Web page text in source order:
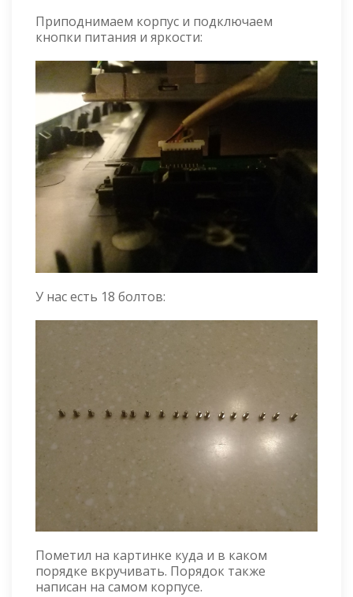
Приподнимаем корпус и подключаем
кнопки питания и яркости:
У нас есть 18 болтов:
Пометил на картинке куда и в каком
порядке вкручивать. Порядок также
написан на самом корпусе.